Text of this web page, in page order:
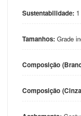
Sustentabilidade:
Tamanhos: Grade
Composição
Composição